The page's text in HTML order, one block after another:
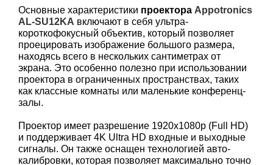
Основные характеристики проектора Appotronics
AL-SU12KA включают в себя ультра-
короткофокусный объектив, который позволяет
проецировать изображение большого размера,
находясь всего в нескольких сантиметрах от
экрана. Это особенно полезно при использовании
проектора в ограниченных пространствах, таких
как классные комнаты или маленькие конференц-
залы.
Проектор имеет разрешение 1920x1080p (Full HD)
и поддерживает 4K Ultra HD входные и выходные
сигналы. Он также оснащен технологией авто-
калибровки, которая позволяет максимально точно